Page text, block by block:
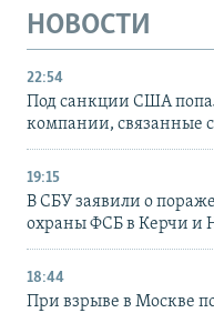
НОВОСТИ
22:54
Под санкции США
компании, связанные
19:15
В СБУ заявили о
охраны ФСБ в Керчи и
18:44
При взрыве в Москве